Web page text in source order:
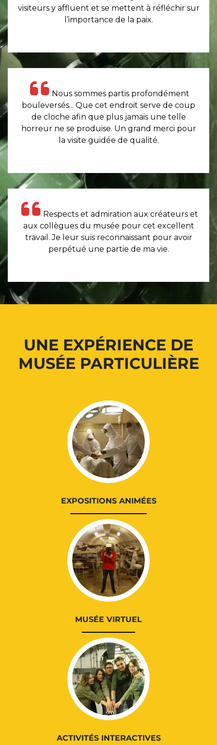
visiteurs y affluent et se mettent à réfléchir sur
l’importance de la paix.
Nous sommes partis profondément
bouleversés... Que cet endroit serve de coup
de cloche afin que plus jamais une telle
horreur ne se produise. Un grand merci pour
la visite guidée de qualité.
Respects et admiration aux créateurs et
aux collègues du musée pour cet excellent
travail. Je leur suis reconnaissant pour avoir
perpétué une partie de ma vie.
UNE EXPÉRIENCE DE
MUSÉE PARTICULIÈRE
EXPOSITIONS ANIMÉES
MUSÉE VIRTUEL
ACTIVITÉS INTERACTIVES